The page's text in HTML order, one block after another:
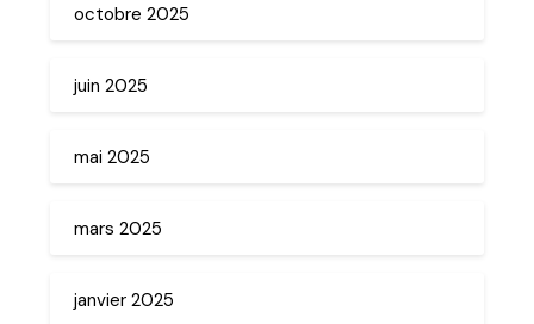
octobre 2025
juin 2025
mai 2025
mars 2025
janvier 2025